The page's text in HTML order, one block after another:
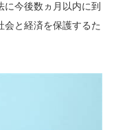
今後数ヵ月以内に到
会と経済を保護するた